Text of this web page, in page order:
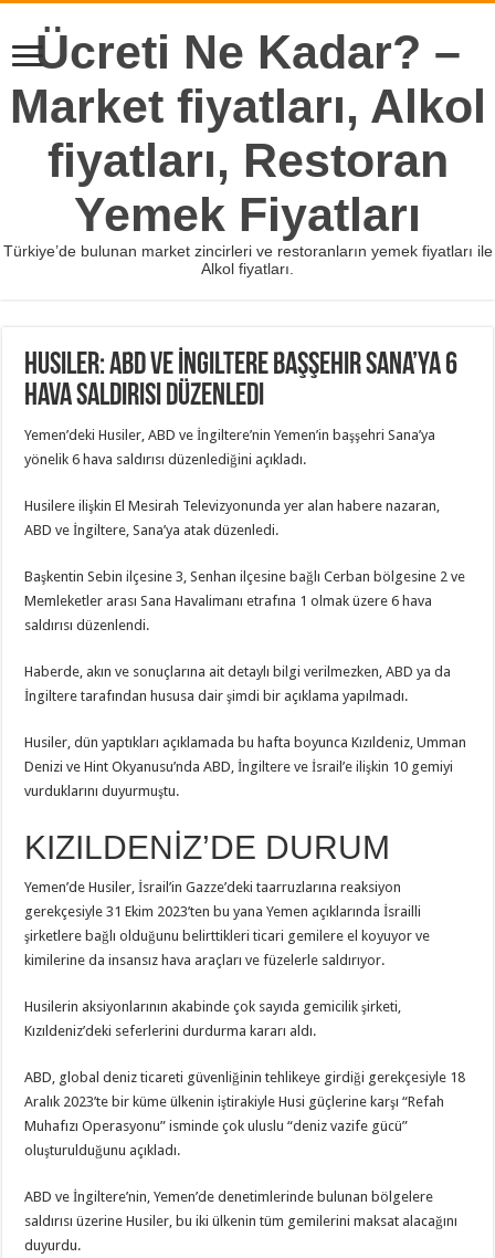
Ücreti Ne Kadar? –
Market fiyatları, Alkol
fiyatları, Restoran
Yemek Fiyatları
Türkiye’de bulunan market zincirleri ve restoranların yemek fiyatları ile
Alkol fiyatları.
Husiler: ABD ve İngiltere başşehir Sana’ya 6
hava saldırısı düzenledi
Yemen’deki Husiler, ABD ve İngiltere’nin Yemen’in başşehri Sana’ya
yönelik 6 hava saldırısı düzenlediğini açıkladı.
Husilere ilişkin El Mesirah Televizyonunda yer alan habere nazaran,
ABD ve İngiltere, Sana’ya atak düzenledi.
Başkentin Sebin ilçesine 3, Senhan ilçesine bağlı Cerban bölgesine 2 ve
Memleketler arası Sana Havalimanı etrafına 1 olmak üzere 6 hava
saldırısı düzenlendi.
Haberde, akın ve sonuçlarına ait detaylı bilgi verilmezken, ABD ya da
İngiltere tarafından hususa dair şimdi bir açıklama yapılmadı.
Husiler, dün yaptıkları açıklamada bu hafta boyunca Kızıldeniz, Umman
Denizi ve Hint Okyanusu’nda ABD, İngiltere ve İsrail’e ilişkin 10 gemiyi
vurduklarını duyurmuştu.
KIZILDENİZ’DE DURUM
Yemen’de Husiler, İsrail’in Gazze’deki taarruzlarına reaksiyon
gerekçesiyle 31 Ekim 2023’ten bu yana Yemen açıklarında İsrailli
şirketlere bağlı olduğunu belirttikleri ticari gemilere el koyuyor ve
kimilerine da insansız hava araçları ve füzelerle saldırıyor.
Husilerin aksiyonlarının akabinde çok sayıda gemicilik şirketi,
Kızıldeniz’deki seferlerini durdurma kararı aldı.
ABD, global deniz ticareti güvenliğinin tehlikeye girdiği gerekçesiyle 18
Aralık 2023’te bir küme ülkenin iştirakiyle Husi güçlerine karşı “Refah
Muhafızı Operasyonu” isminde çok uluslu “deniz vazife gücü”
oluşturulduğunu açıkladı.
ABD ve İngiltere’nin, Yemen’de denetimlerinde bulunan bölgelere
saldırısı üzerine Husiler, bu iki ülkenin tüm gemilerini maksat alacağını
duyurdu.